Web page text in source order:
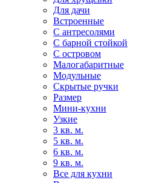
Для дачи
Встроенные
С антресолями
С барной стойкой
С островом
Малогабаритные
Модульные
Скрытые ручки
Размер
Мини-кухни
Узкие
3 кв. м.
5 кв. м.
6 кв. м.
9 кв. м.
Все для кухни